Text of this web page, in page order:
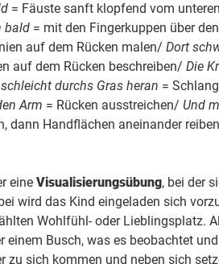
= Fäuste sanft klopfend vom
bald = mit den Fingerkuppen über
auf dem Rücken malen/ Dort
auf dem Rücken beschreiben/ Die
durchs Gras heran =
Arm = Rücken ausstreichen/ Und
dann Handflächen aneinander
eine Visualisierungsübung, bei der
wird das Kind eingeladen sich
Wohlfühl- oder Lieblingsplatz.
einem Busch, was es beobachtet
zu sich kommen und neben sich